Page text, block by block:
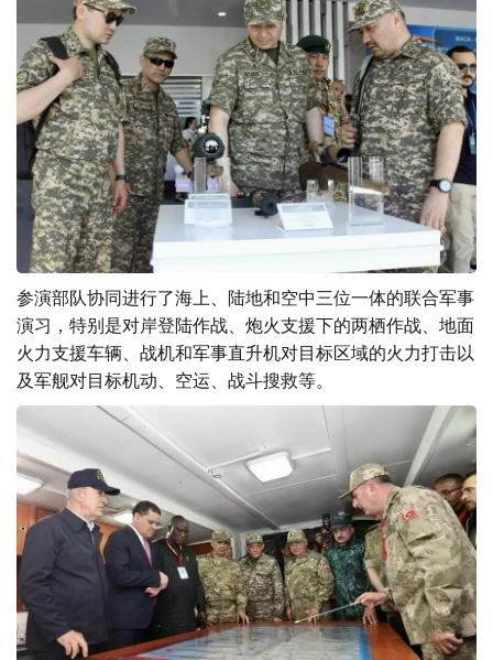
参演部队协同进行了海上、陆地和空中三位一体的联合军事
演习，特别是对岸登陆作战、炮火支援下的两栖作战、地面
火力支援车辆、战机和军事直升机对目标区域的火力打击以
及军舰对目标机动、空运、战斗搜救等。